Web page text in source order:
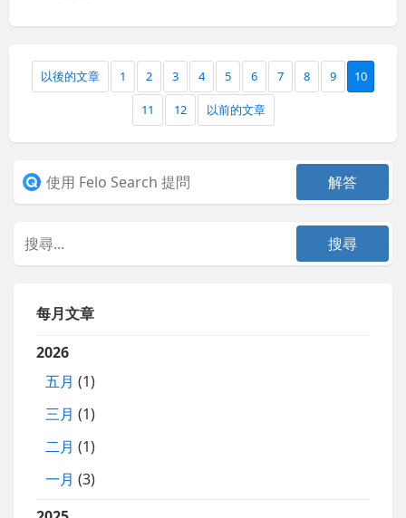
以後的文章 1 2 3 4 5 6 7 8 9 10
11 12 以前的文章
每月文章
2026
五月 (1)
三月 (1)
二月 (1)
一月 (3)